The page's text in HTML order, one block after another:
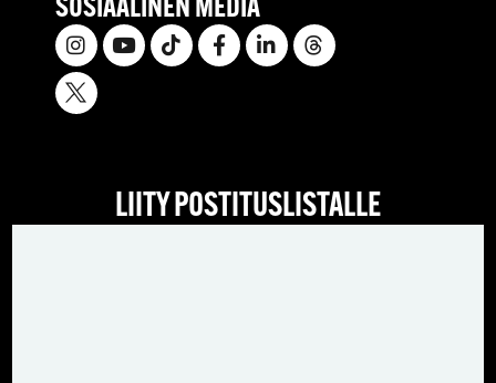
SOSIAALINEN MEDIA
LIITY POSTITUSLISTALLE